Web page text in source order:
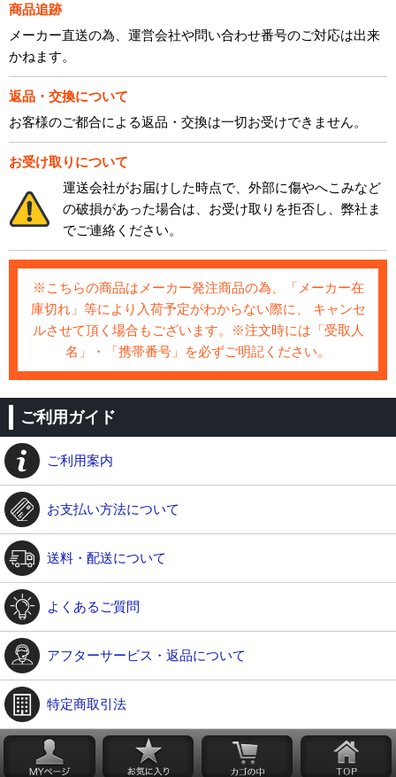
商品追跡
メーカー直送の為、運営会社や問い合わせ番号のご対応は出来
かねます。
返品・交換について
お客様のご都合による返品・交換は一切お受けできません。
お受け取りについて
運送会社がお届けした時点で、外部に傷やへこみなど
の破損があった場合は、お受け取りを拒否し、弊社ま
でご連絡ください。
※こちらの商品はメーカー発注商品の為、「メーカー在
庫切れ」等により入荷予定がわからない際に、 キャンセ
ルさせて頂く場合もございます。※注文時には「受取人
名」・「携帯番号」を必ずご明記ください。
ご利用ガイド
ご利用案内
お支払い方法について
送料・配送について
よくあるご質問
アフターサービス・返品について
特定商取引法